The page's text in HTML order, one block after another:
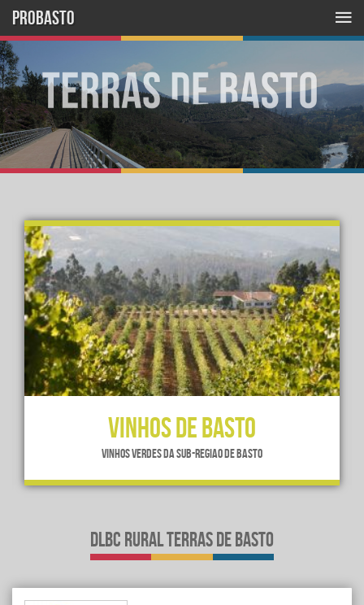
PROBASTO
Vinhos de Basto
Vinhos verdes da sub-região de Basto
dlbc rural terras de basto